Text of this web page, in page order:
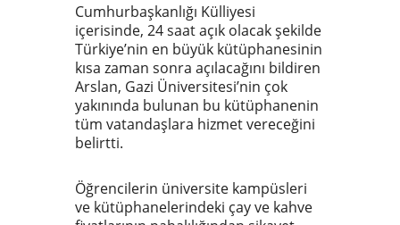
Cumhurbaşkanlığı Külliyesi
içerisinde, 24 saat açık olacak şekilde
Türkiye’nin en büyük kütüphanesinin
kısa zaman sonra açılacağını bildiren
Arslan, Gazi Üniversitesi’nin çok
yakınında bulunan bu kütüphanenin
tüm vatandaşlara hizmet vereceğini
belirtti.
Öğrencilerin üniversite kampüsleri
ve kütüphanelerindeki çay ve kahve